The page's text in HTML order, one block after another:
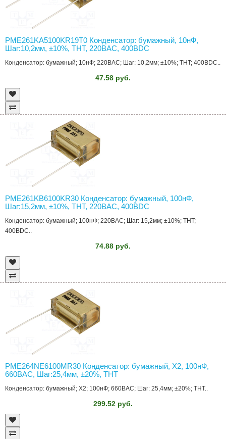
PME261KA5100KR19T0 Конденсатор: бумажный, 10нФ,
Шаг:10,2мм, ±10%, THT, 220ВAC, 400ВDC
Конденсатор: бумажный; 10нФ; 220ВAC; Шаг: 10,2мм; ±10%; THT; 400ВDC..
47.58 руб.
PME261KB6100KR30 Конденсатор: бумажный, 100нФ,
Шаг:15,2мм, ±10%, THT, 220ВAC, 400ВDC
Конденсатор: бумажный; 100нФ; 220ВAC; Шаг: 15,2мм; ±10%; THT;
400ВDC..
74.88 руб.
PME264NE6100MR30 Конденсатор: бумажный, Х2, 100нФ,
660ВAC, Шаг:25,4мм, ±20%, THT
Конденсатор: бумажный; Х2; 100нФ; 660ВAC; Шаг: 25,4мм; ±20%; THT..
299.52 руб.